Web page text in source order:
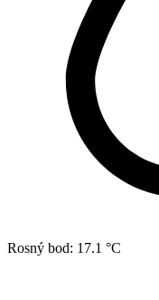
Rosný bod: 17.1 °C